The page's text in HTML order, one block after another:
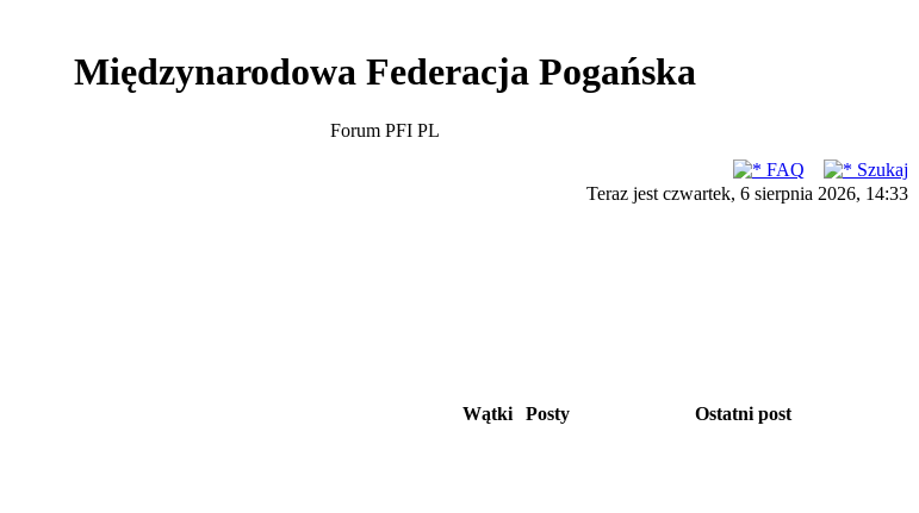
Międzynarodowa Federacja Pogańska
Forum PFI PL
FAQ
Szukaj
Teraz jest czwartek, 6 sierpnia 2026, 14:33
Wątki Posty Ostatni post